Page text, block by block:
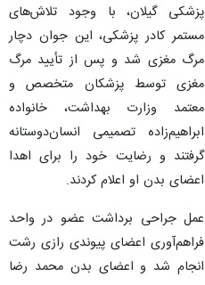
پزشکی گیلان، با وجود تلاش‌های
مستمر کادر پزشکی، این جوان دچار
مرگ مغزی شد و پس از تأیید مرگ
مغزی توسط پزشکان متخصص و
معتمد وزارت بهداشت، خانواده
ابراهیم‌زاده تصمیمی انسان‌دوستانه
گرفتند و رضایت خود را برای اهدا
اعضای بدن او اعلام کردند.
عمل جراحی برداشت عضو در واحد
فراهم‌آوری اعضای پیوندی رازی رشت
انجام شد و اعضای بدن محمد رضا